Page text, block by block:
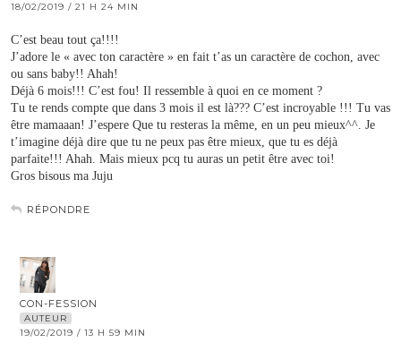
18/02/2019 / 21 H 24 MIN
C’est beau tout ça!!!!
J’adore le « avec ton caractère » en fait t’as un caractère de cochon, avec
ou sans baby!! Ahah!
Déjà 6 mois!!! C’est fou! Il ressemble à quoi en ce moment ?
Tu te rends compte que dans 3 mois il est là??? C’est incroyable !!! Tu vas
être mamaaan! J’espere Que tu resteras la même, en un peu mieux^^. Je
t’imagine déjà dire que tu ne peux pas être mieux, que tu es déjà
parfaite!!! Ahah. Mais mieux pcq tu auras un petit être avec toi!
Gros bisous ma Juju
RÉPONDRE
CON-FESSION
AUTEUR
19/02/2019 / 13 H 59 MIN